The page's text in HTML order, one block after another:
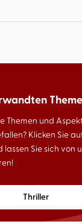
Themen und
Klicken Sie
Sie sich von
Thriller